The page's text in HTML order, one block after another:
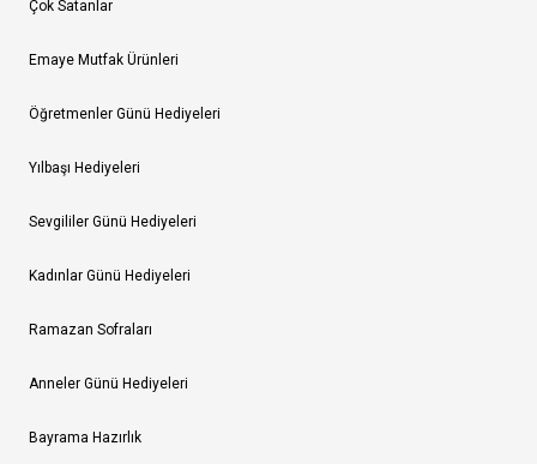
Çok Satanlar
Emaye Mutfak Ürünleri
Öğretmenler Günü Hediyeleri
Yılbaşı Hediyeleri
Sevgililer Günü Hediyeleri
Kadınlar Günü Hediyeleri
Ramazan Sofraları
Anneler Günü Hediyeleri
Bayrama Hazırlık